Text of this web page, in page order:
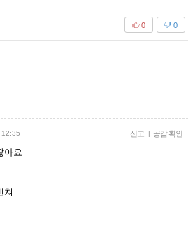
0
0
신고 | 공감 확인
아요
쳐